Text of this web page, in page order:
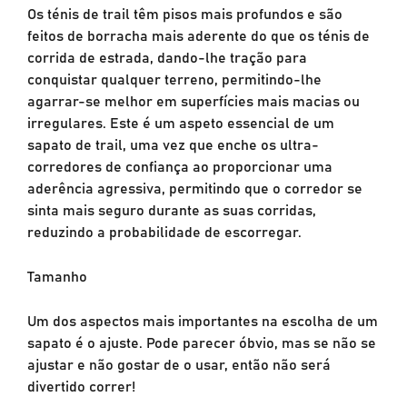
Os ténis de trail têm pisos mais profundos e são
feitos de borracha mais aderente do que os ténis de
corrida de estrada, dando-lhe tração para
conquistar qualquer terreno, permitindo-lhe
agarrar-se melhor em superfícies mais macias ou
irregulares. Este é um aspeto essencial de um
sapato de trail, uma vez que enche os ultra-
corredores de confiança ao proporcionar uma
aderência agressiva, permitindo que o corredor se
sinta mais seguro durante as suas corridas,
reduzindo a probabilidade de escorregar.
Tamanho
Um dos aspectos mais importantes na escolha de um
sapato é o ajuste. Pode parecer óbvio, mas se não se
ajustar e não gostar de o usar, então não será
divertido correr!